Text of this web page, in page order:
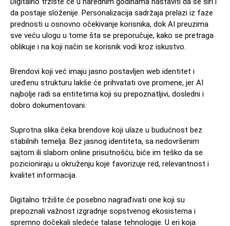
da postaje složenije. Personalizacija sadržaja prelazi iz faze
prednosti u osnovno očekivanje korisnika, dok AI preuzima
sve veću ulogu u tome šta se preporučuje, kako se pretraga
oblikuje i na koji način se korisnik vodi kroz iskustvo.
Brendovi koji već imaju jasno postavljen web identitet i
uređenu strukturu lakše će prihvatati ove promene, jer AI
najbolje radi sa entitetima koji su prepoznatljivi, dosledni i
dobro dokumentovani.
Suprotna slika čeka brendove koji ulaze u budućnost bez
stabilnih temelja. Bez jasnog identiteta, sa nedovršenim
sajtom ili slabom online prisutnošću, biće im teško da se
pozicioniraju u okruženju koje favorizuje red, relevantnost i
kvalitet informacija.
Digitalno tržište će posebno nagrađivati one koji su
prepoznali važnost izgradnje sopstvenog ekosistema i
spremno dočekali sledeće talase tehnologije. U eri koja